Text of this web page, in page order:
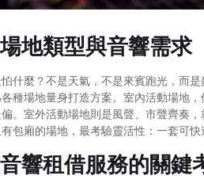
地類型與音響需求
什麼？不是天氣，不是來賓跑光，而
種場地量身打造方案。室內活動場地
。室外活動場地則是風聲、市聲齊奏
包廂的場地，最考驗靈活性：一套可
響租借服務的關鍵